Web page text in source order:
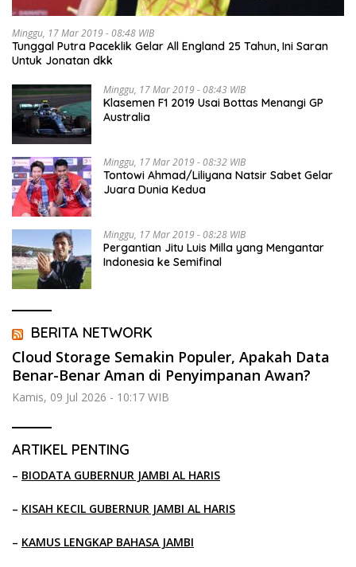
Minggu, 17 Mar 2019 - 08:48 WIB
Tunggal Putra Paceklik Gelar All England 25 Tahun, Ini Saran
Untuk Jonatan dkk
Minggu, 17 Mar 2019 - 08:43 WIB
Klasemen F1 2019 Usai Bottas Menangi GP
Australia
Minggu, 17 Mar 2019 - 08:32 WIB
Tontowi Ahmad/Liliyana Natsir Sabet Gelar
Juara Dunia Kedua
Minggu, 17 Mar 2019 - 08:28 WIB
Pergantian Jitu Luis Milla yang Mengantar
Indonesia ke Semifinal
BERITA NETWORK
Cloud Storage Semakin Populer, Apakah Data
Benar-Benar Aman di Penyimpanan Awan?
Kamis, 09 Jul 2026 - 10:17 WIB
ARTIKEL PENTING
– BIODATA GUBERNUR JAMBI AL HARIS
– KISAH KECIL GUBERNUR JAMBI AL HARIS
– KAMUS LENGKAP BAHASA JAMBI